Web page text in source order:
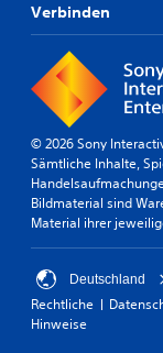
Verbinden
© 2026 Sony
Sämtliche Inhalte,
Bildmaterial sind
Material ihrer
Deutschland
Rechtliche
Hinweise